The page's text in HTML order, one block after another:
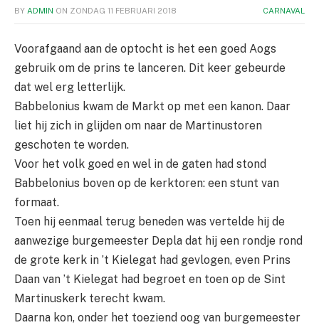
BY ADMIN ON ZONDAG 11 FEBRUARI 2018 CARNAVAL
Voorafgaand aan de optocht is het een goed Aogs
gebruik om de prins te lanceren. Dit keer gebeurde
dat wel erg letterlijk.
Babbelonius kwam de Markt op met een kanon. Daar
liet hij zich in glijden om naar de Martinustoren
geschoten te worden.
Voor het volk goed en wel in de gaten had stond
Babbelonius boven op de kerktoren: een stunt van
formaat.
Toen hij eenmaal terug beneden was vertelde hij de
aanwezige burgemeester Depla dat hij een rondje rond
de grote kerk in ’t Kielegat had gevlogen, even Prins
Daan van ’t Kielegat had begroet en toen op de Sint
Martinuskerk terecht kwam.
Daarna kon, onder het toeziend oog van burgemeester